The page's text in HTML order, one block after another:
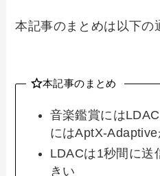
本記事のまとめは以下の
本記事のまとめ
音楽鑑賞には
にはAptX-
LDACは1秒間に送
きい